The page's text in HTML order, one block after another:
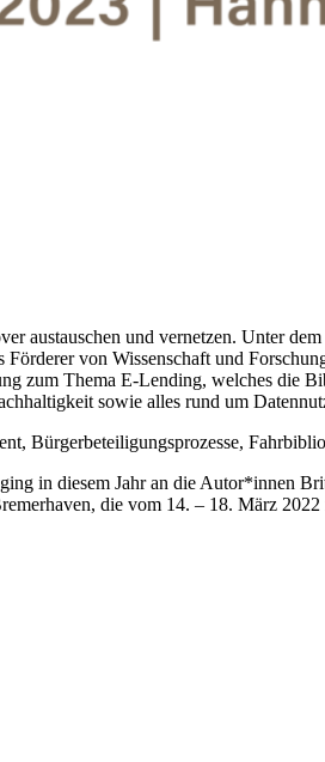
austauschen und vernetzen. Unter
von Wissenschaft und
zum Thema E-Lending, welches die
sowie alles rund um
Bürgerbeteiligungsprozesse,
in diesem Jahr an die Autor*innen
die vom 14. – 18. März